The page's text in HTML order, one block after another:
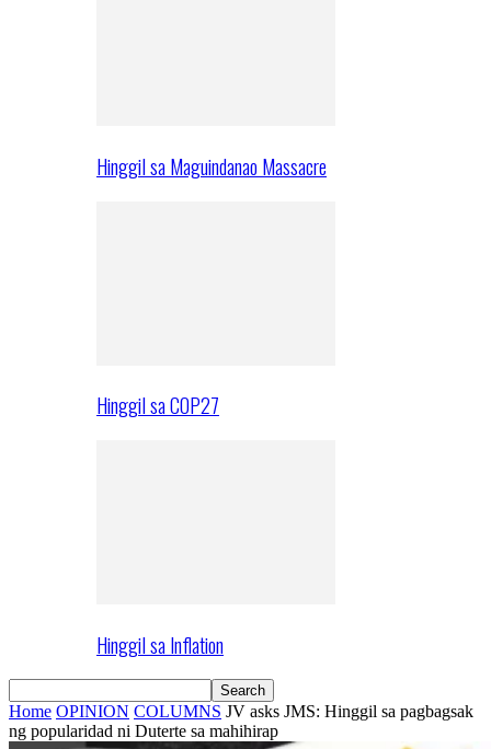
Hinggil sa Maguindanao Massacre
Hinggil sa COP27
Hinggil sa Inflation
Home OPINION COLUMNS JV asks JMS: Hinggil sa pagbagsak
ng popularidad ni Duterte sa mahihirap